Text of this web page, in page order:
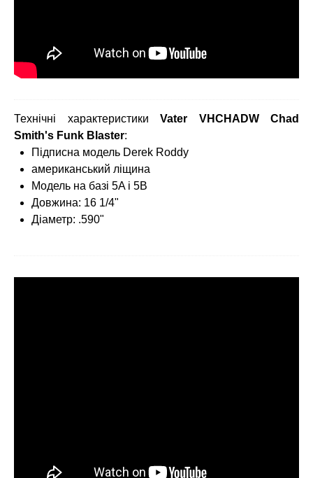
Технічні характеристики Vater VHCHADW Chad
Smith's Funk Blaster:
Підписна модель Derek Roddy
американський ліщина
Модель на базі 5A і 5В
Довжина: 16 1/4"
Діаметр: .590"